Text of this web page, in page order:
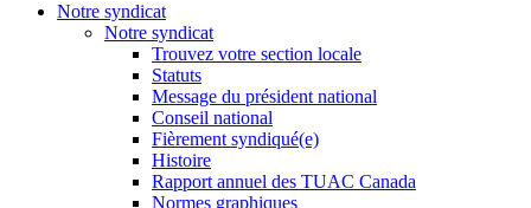
Notre syndicat
Notre syndicat
Trouvez votre section locale
Statuts
Message du président national
Conseil national
Fièrement syndiqué(e)
Histoire
Rapport annuel des TUAC Canada
Normes graphiques